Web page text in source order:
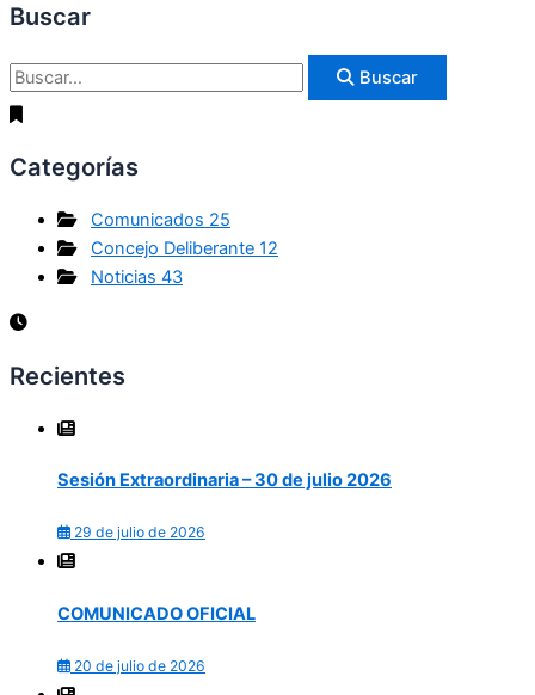
Buscar
Buscar
Categorías
Comunicados 25
Concejo Deliberante 12
Noticias 43
Recientes
Sesión Extraordinaria – 30 de julio 2026
29 de julio de 2026
COMUNICADO OFICIAL
20 de julio de 2026